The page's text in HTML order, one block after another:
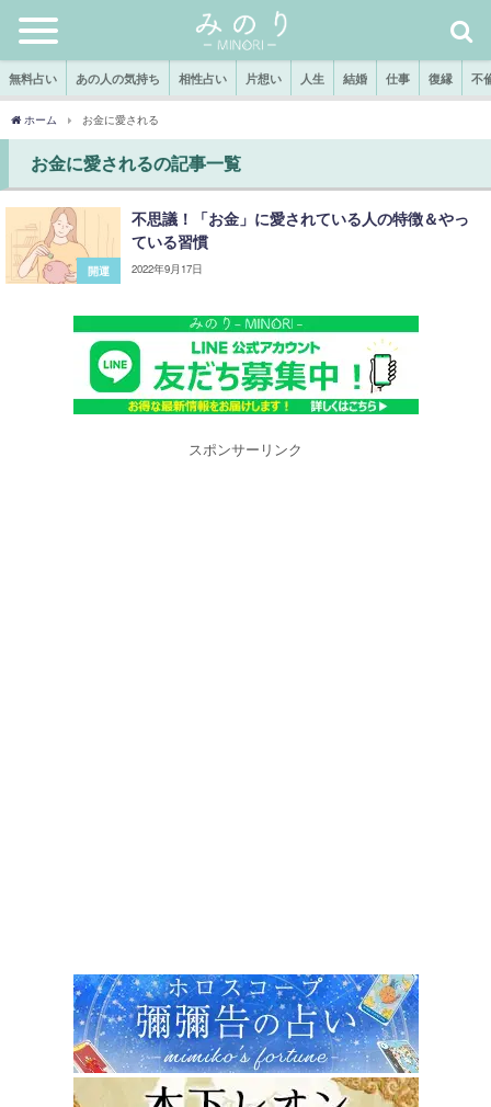
無料占い あの人の気持ち 相性占い 片想い 人生 結婚 仕事 復縁 不
ホーム お金に愛される
お金に愛されるの記事一覧
開運
不思議！「お金」に愛されている人の特徴＆やっ
ている習慣
2022年9月17日
スポンサーリンク